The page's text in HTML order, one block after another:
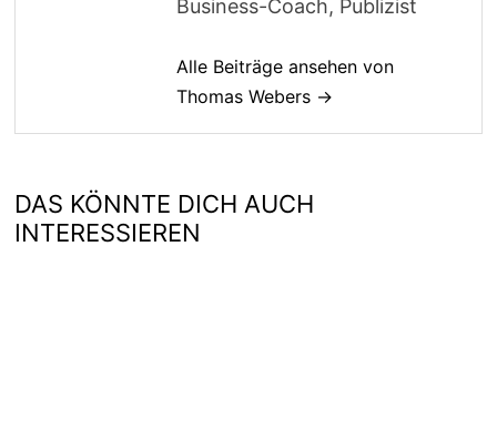
Business-Coach, Publizist
Alle Beiträge ansehen von
Thomas Webers →
DAS KÖNNTE DICH AUCH
INTERESSIEREN